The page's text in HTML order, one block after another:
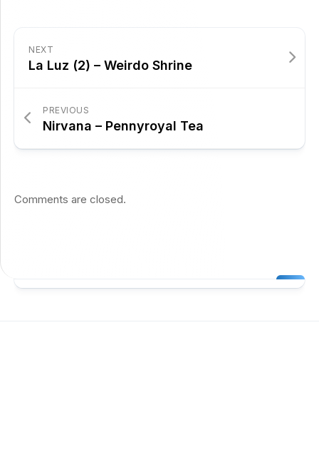
NEXT
La Luz (2) – Weirdo Shrine
PREVIOUS
Nirvana – Pennyroyal Tea
Comments are closed.